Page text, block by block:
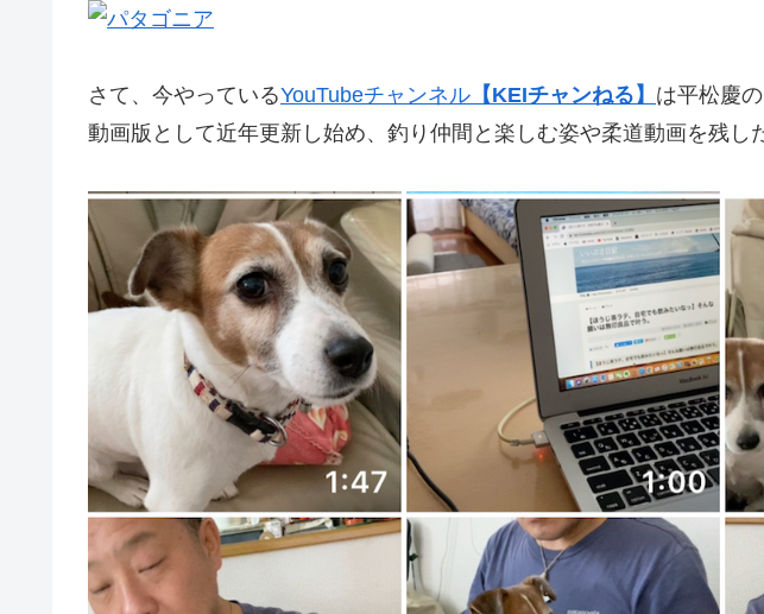
さて、今やっているYouTubeチャンネル 【KEIチャンねる】 は平松慶
動画版として近年更新し始め、釣り仲間と楽しむ姿や柔道動画を残し